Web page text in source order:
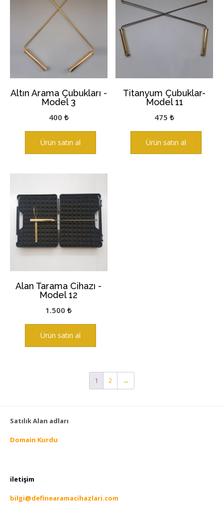
Altın Arama Çubukları -
Model 3
400 ₺
Ürün satın al
Titanyum Çubuklar-
Model 11
475₺
Ürün satın al
Alan Tarama Cihazı -
Model 12
1.500₺
Ürün satın al
1 2 →
Satılık Alan adları
Domain Kurdu
iletişim
bilgi@definearamacihazlari.com